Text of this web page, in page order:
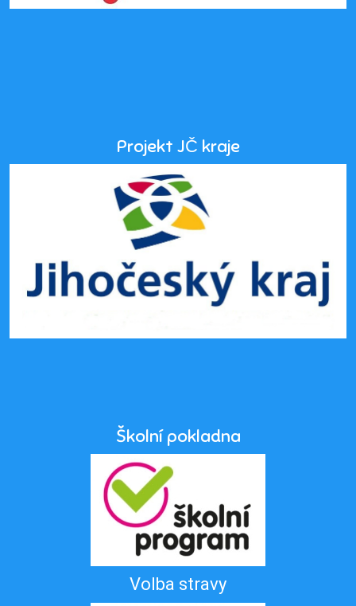
Projekt JČ kraje
Školní pokladna
Volba stravy